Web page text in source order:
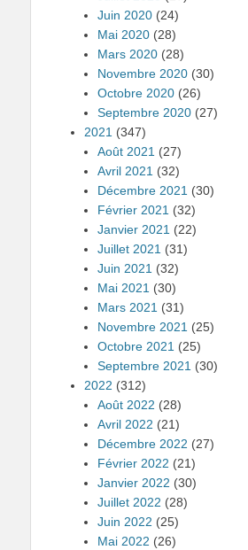
Juin 2020 (24)
Mai 2020 (28)
Mars 2020 (28)
Novembre 2020 (30)
Octobre 2020 (26)
Septembre 2020 (27)
2021 (347)
Août 2021 (27)
Avril 2021 (32)
Décembre 2021 (30)
Février 2021 (32)
Janvier 2021 (22)
Juillet 2021 (31)
Juin 2021 (32)
Mai 2021 (30)
Mars 2021 (31)
Novembre 2021 (25)
Octobre 2021 (25)
Septembre 2021 (30)
2022 (312)
Août 2022 (28)
Avril 2022 (21)
Décembre 2022 (27)
Février 2022 (21)
Janvier 2022 (30)
Juillet 2022 (28)
Juin 2022 (25)
Mai 2022 (26)